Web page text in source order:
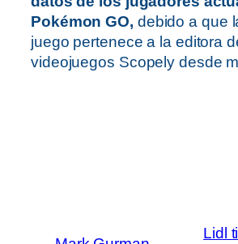
Pokémon GO, debido a que
juego pertenece a la editora
videojuegos Scopely desde
Lidl